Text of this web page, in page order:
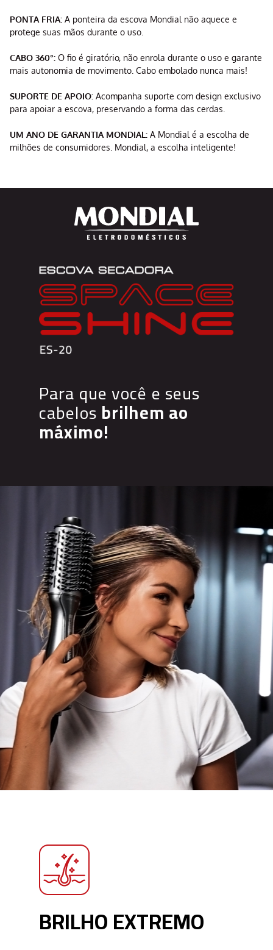
PONTA FRIA: A ponteira da escova Mondial não aquece e
protege suas mãos durante o uso.
CABO 360°: O fio é giratório, não enrola durante o uso e garante
mais autonomia de movimento. Cabo embolado nunca mais!
SUPORTE DE APOIO: Acompanha suporte com design exclusivo
para apoiar a escova, preservando a forma das cerdas.
UM ANO DE GARANTIA MONDIAL: A Mondial é a escolha de
milhões de consumidores. Mondial, a escolha inteligente!